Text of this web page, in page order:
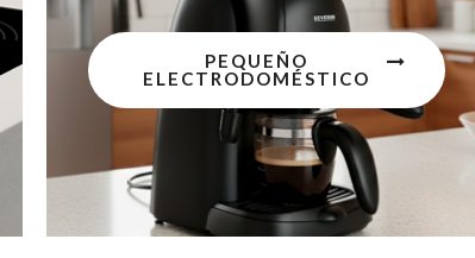
PEQUEÑO
ELECTRODOMÉSTICO